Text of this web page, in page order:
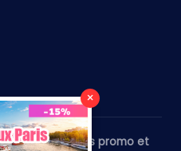
Guide - Codes promo et
×